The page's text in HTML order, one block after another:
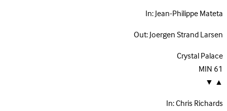
In:Jean-Philippe Mateta
Out:Joergen Strand Larsen
Crystal Palace
61
MIN
▲
▼
In:Chris Richards